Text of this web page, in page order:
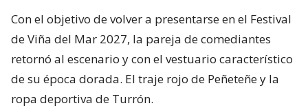
Con el objetivo de volver a presentarse en el Festival
de Viña del Mar 2027, la pareja de comediantes
retornó al escenario y con el vestuario característico
de su época dorada. El traje rojo de Peñeteñe y la
ropa deportiva de Turrón.